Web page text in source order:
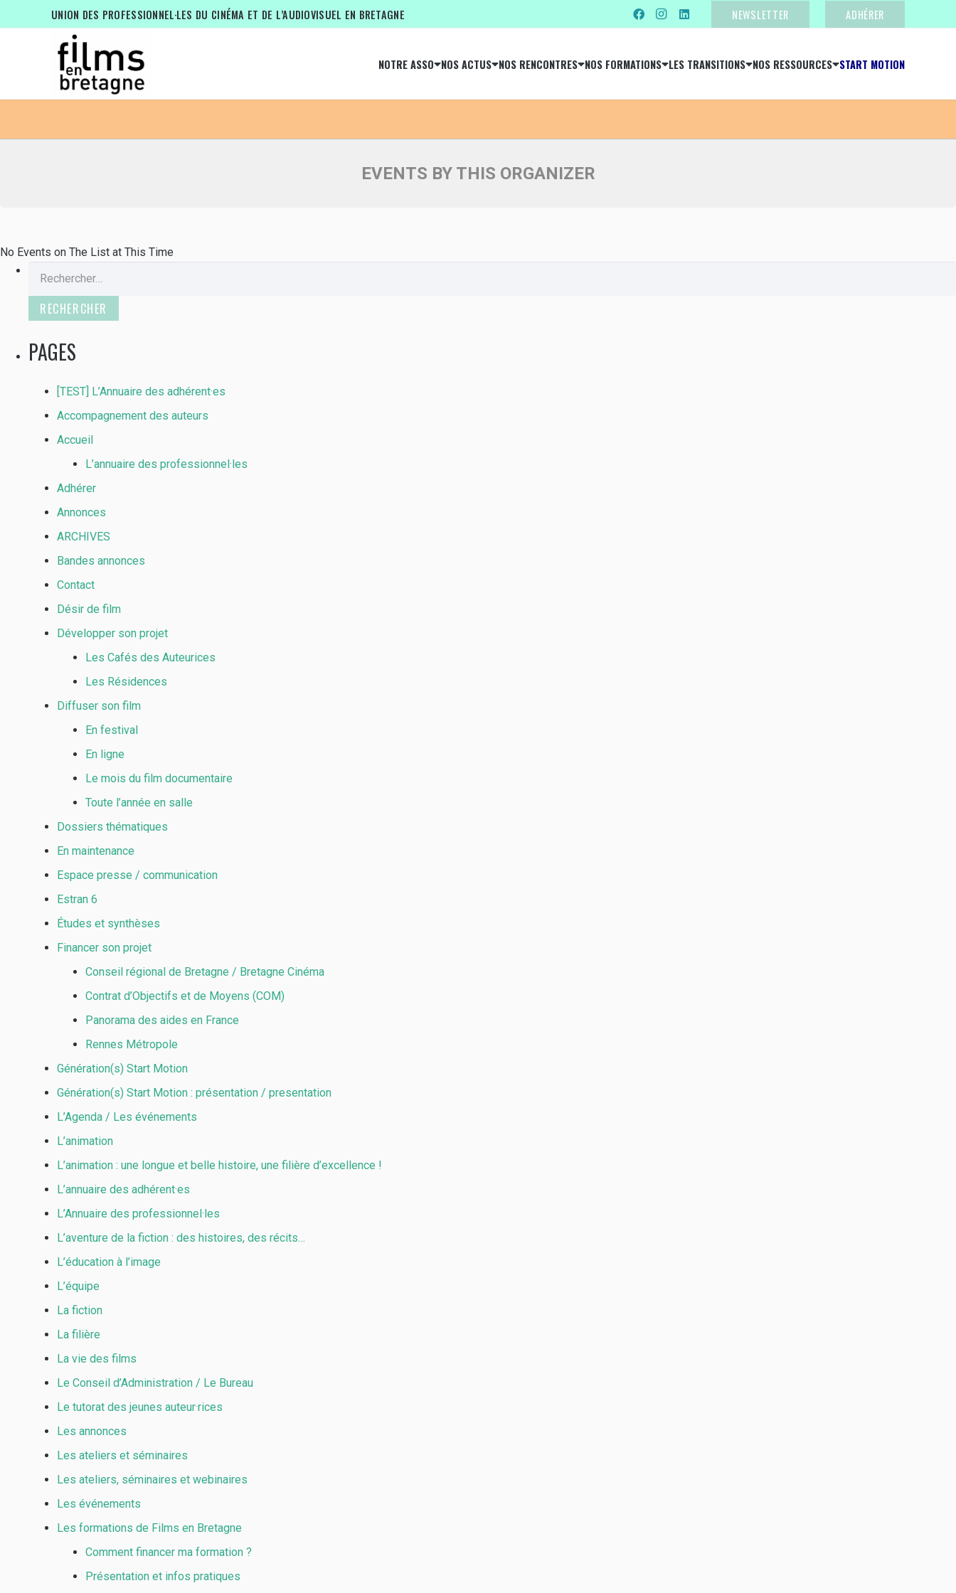
UNION DES PROFESSIONNEL·LES DU CINÉMA ET DE L’AUDIOVISUEL EN BRETAGNE NEWSLETTER ADHÉRER
NOTRE ASSO NOS ACTUS NOS RENCONTRES NOS FORMATIONS LES TRANSITIONS NOS RESSOURCES START MOTION
EVENTS BY THIS ORGANIZER
EVENTS BY THIS ORGANIZER
No Events on The List at This Time
PAGES
[TEST] L’Annuaire des adhérent·es
Accompagnement des auteurs
Accueil
L’annuaire des professionnel·les
Adhérer
Annonces
ARCHIVES
Bandes annonces
Contact
Désir de film
Développer son projet
Les Cafés des Auteurices
Les Résidences
Diffuser son film
En festival
En ligne
Le mois du film documentaire
Toute l’année en salle
Dossiers thématiques
En maintenance
Espace presse / communication
Estran 6
Études et synthèses
Financer son projet
Conseil régional de Bretagne / Bretagne Cinéma
Contrat d’Objectifs et de Moyens (COM)
Panorama des aides en France
Rennes Métropole
Génération(s) Start Motion
Génération(s) Start Motion : présentation / presentation
L’Agenda / Les événements
L’animation
L’animation : une longue et belle histoire, une filière d’excellence !
L’annuaire des adhérent·es
L’Annuaire des professionnel·les
L’aventure de la fiction : des histoires, des récits…
L’éducation à l’image
L’équipe
La fiction
La filière
La vie des films
Le Conseil d’Administration / Le Bureau
Le tutorat des jeunes auteur·rices
Les annonces
Les ateliers et séminaires
Les ateliers, séminaires et webinaires
Les événements
Les formations de Films en Bretagne
Comment financer ma formation ?
Présentation et infos pratiques